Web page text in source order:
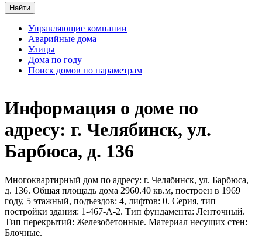
Главное меню
Управляющие компании
Аварийные дома
Улицы
Дома по году
Поиск домов по параметрам
Информация о доме по
адресу: г. Челябинск, ул.
Барбюса, д. 136
Многоквартирный дом по адресу: г. Челябинск, ул. Барбюса,
д. 136. Общая площадь дома 2960.40 кв.м, построен в 1969
году, 5 этажный, подъездов: 4, лифтов: 0. Серия, тип
постройки здания: 1-467-A-2. Тип фундамента: Ленточный.
Тип перекрытий: Железобетонные. Материал несущих стен:
Блочные.